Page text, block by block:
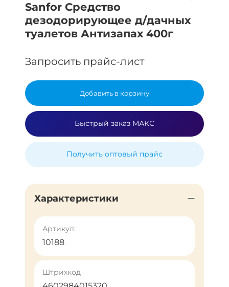
Sanfor Средство
дезодорирующее д/дачных
туалетов Антизапах 400г
Запросить прайс-лист
Добавить в корзину
Быстрый заказ МАКС
Получить оптовый прайс
Характеристики
Артикул:
10188
Штрихкод